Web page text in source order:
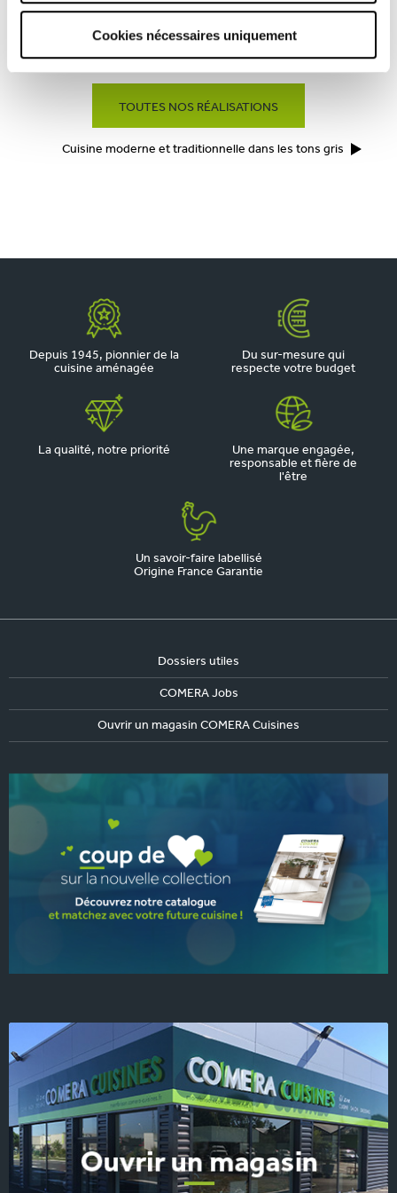
Cookies nécessaires uniquement
CUISINE MODERNE AVEC VERRIÈRE
TOUTES NOS RÉALISATIONS
Cuisine moderne et traditionnelle dans les tons gris
Depuis 1945, pionnier de la
cuisine aménagée
Du sur-mesure qui
respecte votre budget
La qualité, notre priorité
Une marque engagée,
responsable et fière de
l'être
Un savoir-faire labellisé
Origine France Garantie
Dossiers utiles
COMERA Jobs
Ouvrir un magasin COMERA Cuisines